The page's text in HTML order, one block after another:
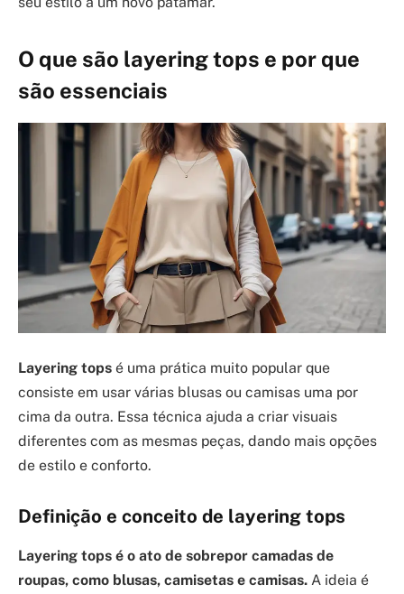
O que são layering tops e por que
são essenciais
Layering tops é uma prática muito popular que
consiste em usar várias blusas ou camisas uma por
cima da outra. Essa técnica ajuda a criar visuais
diferentes com as mesmas peças, dando mais opções
de estilo e conforto.
Definição e conceito de layering tops
Layering tops é o ato de sobrepor camadas de
roupas, como blusas, camisetas e camisas. A ideia é